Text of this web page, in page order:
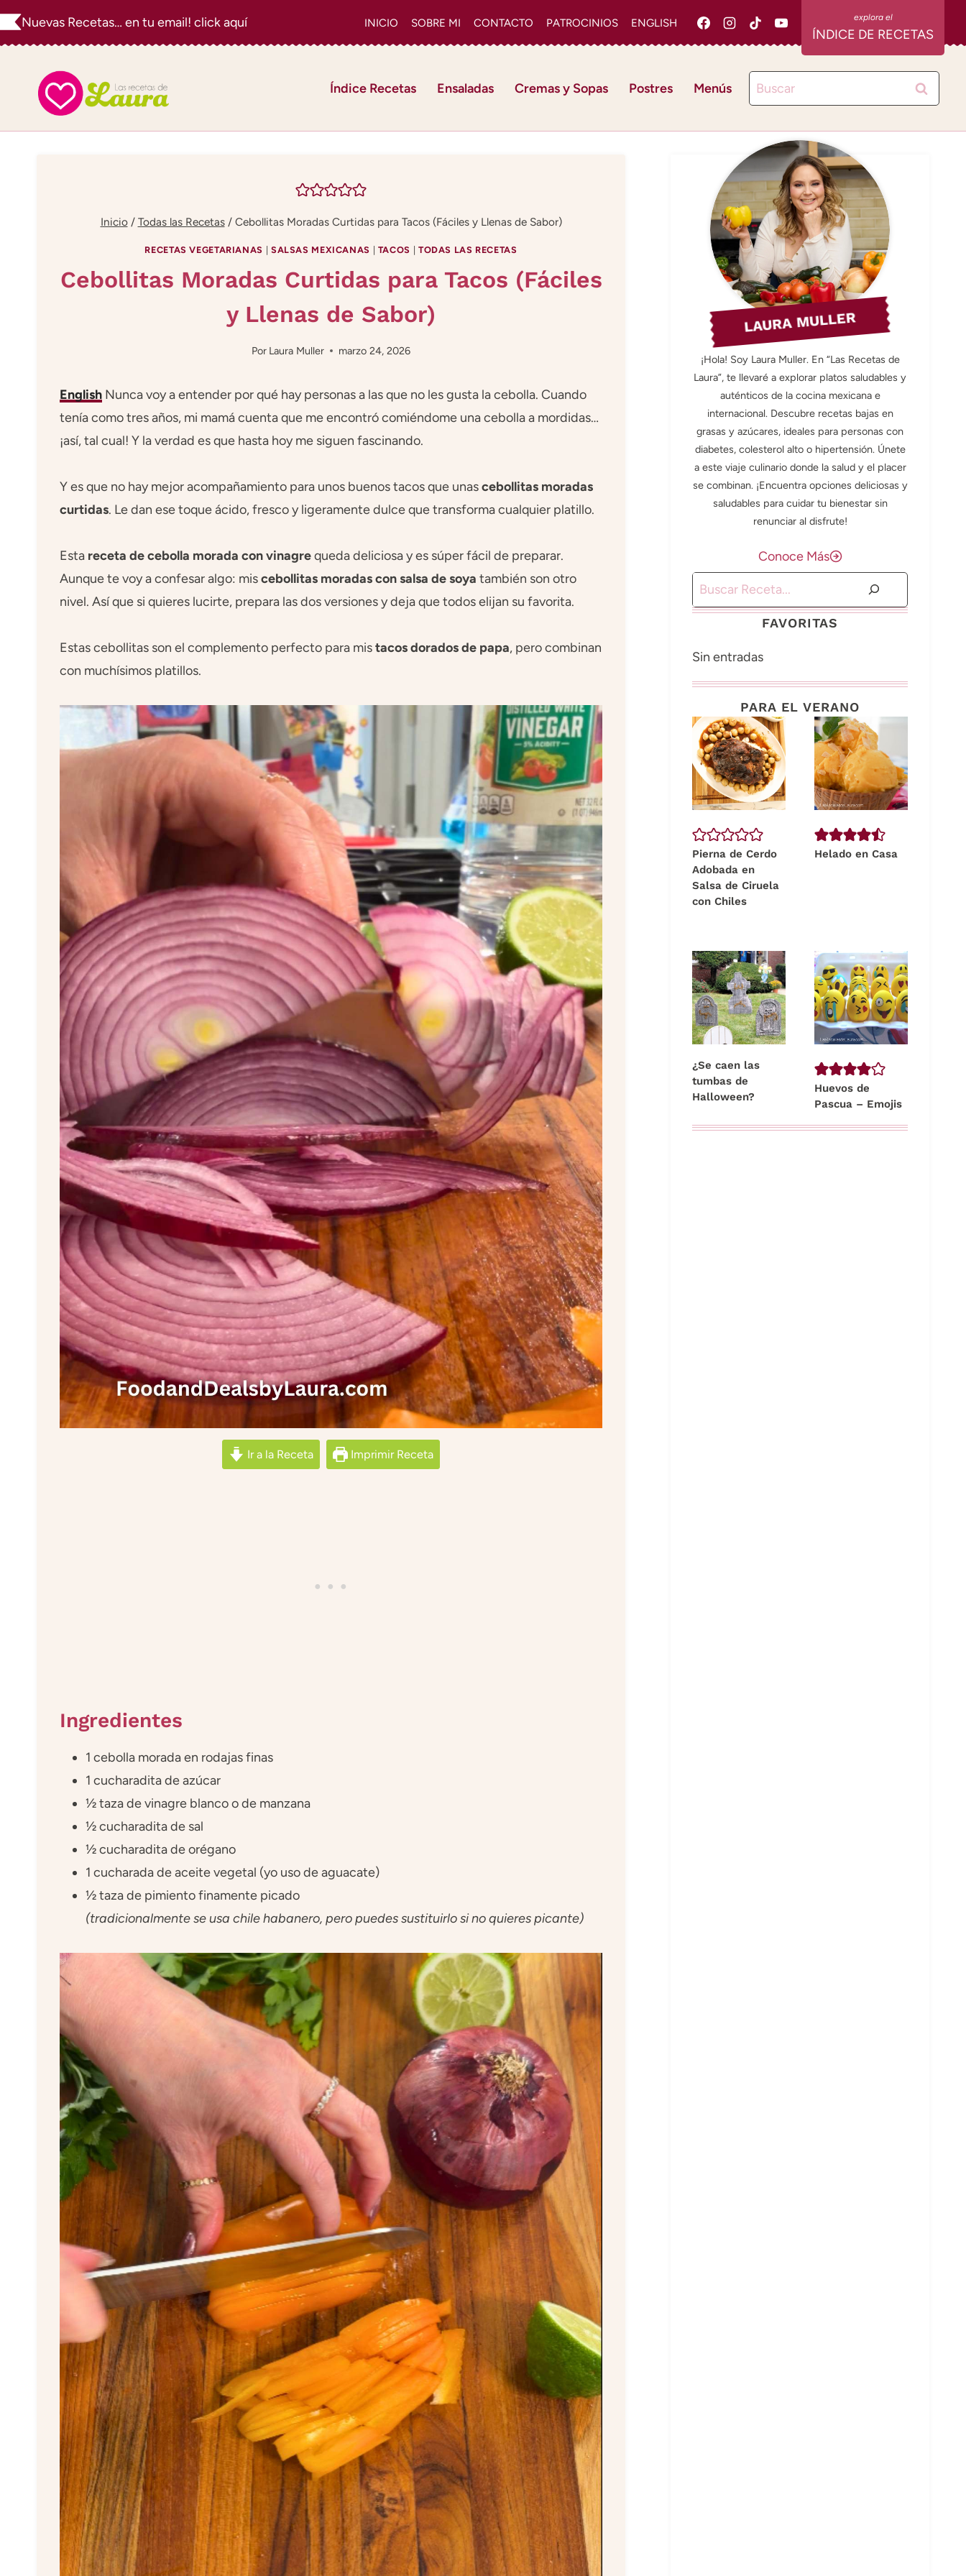
Saltar
al
Nuevas Recetas… en tu email! click aquí INICIO SOBRE MI CONTACTO PATROCINIOS ENGLISH
ÍNDICE DE RECETAS
Índice Recetas Ensaladas Cremas y Sopas Postres Menús Buscar:
Inicio / Todas las Recetas / Cebollitas Moradas Curtidas para Tacos (Fáciles y Llenas de Sabor)
RECETAS VEGETARIANAS SALSAS MEXICANAS TACOS TODAS LAS RECETAS
Cebollitas Moradas Curtidas para Tacos (Fáciles
y Llenas de Sabor)
Por Laura Muller marzo 24, 2026
English Nunca voy a entender por qué hay personas a las que no les gusta la cebolla. Cuando
tenía como tres años, mi mamá cuenta que me encontró comiéndome una cebolla a mordidas…
¡así, tal cual! Y la verdad es que hasta hoy me siguen fascinando.
Y es que no hay mejor acompañamiento para unos buenos tacos que unascebollitas moradas
curtidas. Le dan ese toque ácido, fresco y ligeramente dulce que transforma cualquier platillo.
Esta receta de cebolla morada con vinagrequeda deliciosa y es súper fácil de preparar.
Aunque te voy a confesar algo: miscebollitas moradas con salsa de soya también son otro
nivel. Así que si quieres lucirte, prepara las dos versiones y deja que todos elijan su favorita.
Estas cebollitas son el complemento perfecto para mistacos dorados de papa, pero combinan
con muchísimos platillos.
Ir a la Receta Imprimir Receta
Ingredientes
1 cebolla morada en rodajas finas
1 cucharadita de azúcar
½ taza de vinagre blanco o de manzana
½ cucharadita de sal
½ cucharadita de orégano
1 cucharada de aceite vegetal (yo uso de aguacate)
½ taza de pimiento finamente picado
(tradicionalmente se usa chile habanero, pero puedes sustituirlo si no quieres picante)
LAURA MULLER
¡Hola! Soy Laura Muller. En “Las Recetas de
Laura”, te llevaré a explorar platos saludables y
auténticos de la cocina mexicana e
internacional. Descubre recetas bajas en
grasas y azúcares, ideales para personas con
diabetes, colesterol alto o hipertensión. Únete
a este viaje culinario donde la salud y el placer
se combinan. ¡Encuentra opciones deliciosas y
saludables para cuidar tu bienestar sin
renunciar al disfrute!
Conoce Más
Buscar
FAVORITAS
Sin entradas
PARA EL VERANO
Pierna de Cerdo
Adobada en
Salsa de Ciruela
con Chiles
Helado en Casa
¿Se caen las
tumbas de
Halloween?
Huevos de
Pascua – Emojis